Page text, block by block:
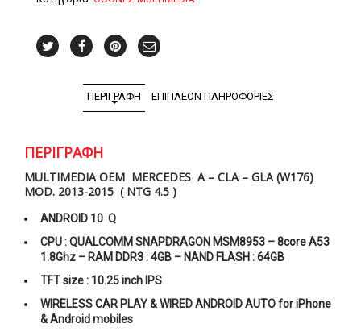
ποσότητα
ΠΕΡΙΓΡΑΦΉ ΕΠΙΠΛΈΟΝ ΠΛΗΡΟΦΟΡΊΕΣ
ΠΕΡΙΓΡΑΦΉ
MULTIMEDIA OEM MERCEDES A – CLA – GLA (W176)
MOD. 2013-2015 ( NTG 4.5 )
ANDROID 10 Q
CPU : QUALCOMM SNAPDRAGON MSM8953 – 8core A53
1.8Ghz – RAM DDR3 : 4GB – NAND FLASH : 64GB
TFT size : 10.25 inch IPS
WIRELESS CAR PLAY & WIRED ANDROID AUTO for iPhone
& Android mobiles